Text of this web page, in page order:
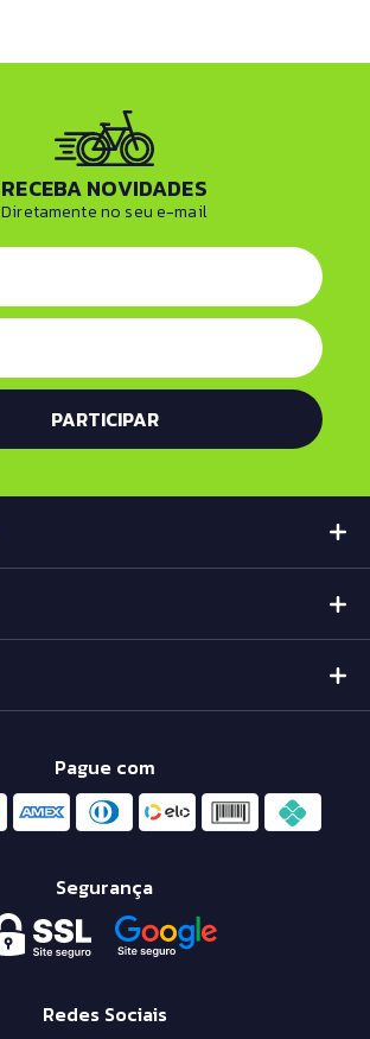
RECEBA NOVIDADES
Diretamente no seu e-mail
Pague com
Segurança
Redes Sociais